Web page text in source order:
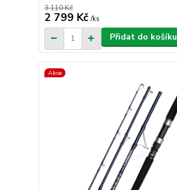
3 110 Kč
2 799 Kč /ks
Přidat do košíku
Akce